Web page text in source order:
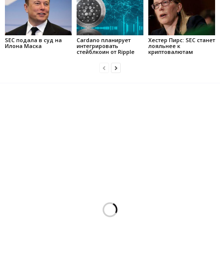
SEC подала в суд на
Илона Маска
Cardano планирует
интегрировать
стейблкоин от Ripple
Хестер Пирс: SEC станет
лояльнее к
криптовалютам